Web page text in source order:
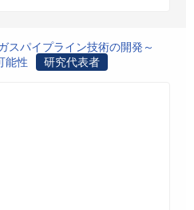
スパイプライン技術の開発～
能性
研究代表者